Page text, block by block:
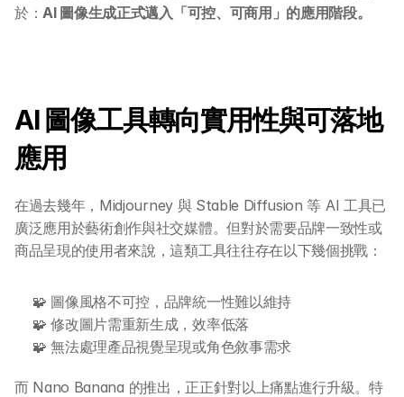
於：AI 圖像生成正式邁入「可控、可商用」的應用階段。
AI 圖像工具轉向實用性與可落地
應用
在過去幾年，Midjourney 與 Stable Diffusion 等 AI 工具已
廣泛應用於藝術創作與社交媒體。但對於需要品牌一致性或
商品呈現的使用者來說，這類工具往往存在以下幾個挑戰：
🧩 圖像風格不可控，品牌統一性難以維持
🧩 修改圖片需重新生成，效率低落
🧩 無法處理產品視覺呈現或角色敘事需求
而 Nano Banana 的推出，正正針對以上痛點進行升級。特